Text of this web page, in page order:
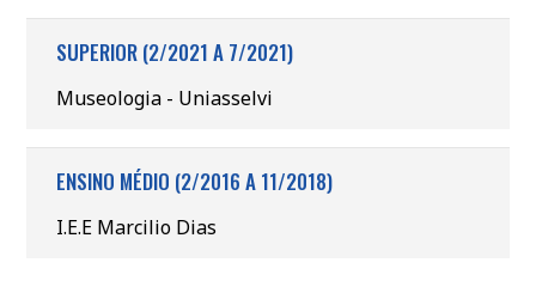
SUPERIOR (2/2021 A 7/2021)
Museologia - Uniasselvi
ENSINO MÉDIO (2/2016 A 11/2018)
I.E.E Marcilio Dias